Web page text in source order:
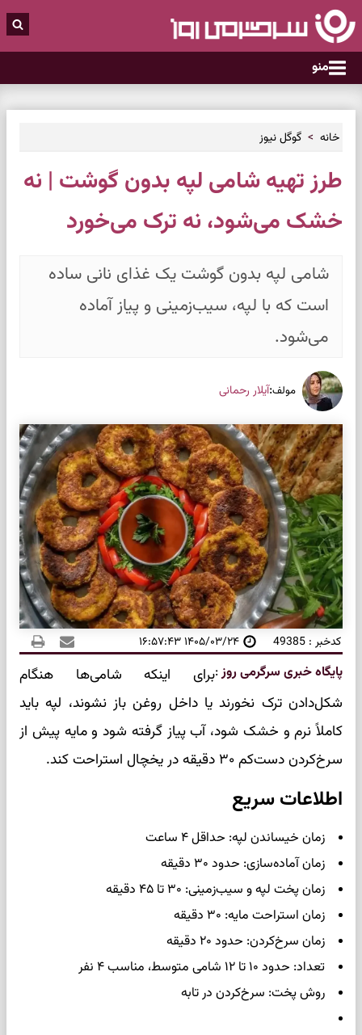
منو
خانه گوگل نیوز
طرز تهیه شامی لپه بدون گوشت | نه
خشک می‌شود، نه ترک می‌خورد
شامی لپه بدون گوشت یک غذای نانی ساده
است که با لپه، سیب‌زمینی و پیاز آماده
می‌شود.
مولف:آیلار رحمانی
کدخبر : 49385 ۱۴۰۵/۰۳/۲۴ ۱۶:۵۷:۴۳
پایگاه خبری سرگرمی روز:برای اینکه شامی‌ها هنگام
شکل‌دادن ترک نخورند یا داخل روغن باز نشوند، لپه باید
کاملاً نرم و خشک شود، آب پیاز گرفته شود و مایه پیش از
سرخ‌کردن دست‌کم ۳۰ دقیقه در یخچال استراحت کند.
اطلاعات سریع
زمان خیساندن لپه: حداقل ۴ ساعت
زمان آماده‌سازی: حدود ۳۰ دقیقه
زمان پخت لپه و سیب‌زمینی: ۳۰ تا ۴۵ دقیقه
زمان استراحت مایه: ۳۰ دقیقه
زمان سرخ‌کردن: حدود ۲۰ دقیقه
تعداد: حدود ۱۰ تا ۱۲ شامی متوسط، مناسب ۴ نفر
روش پخت: سرخ‌کردن در تابه